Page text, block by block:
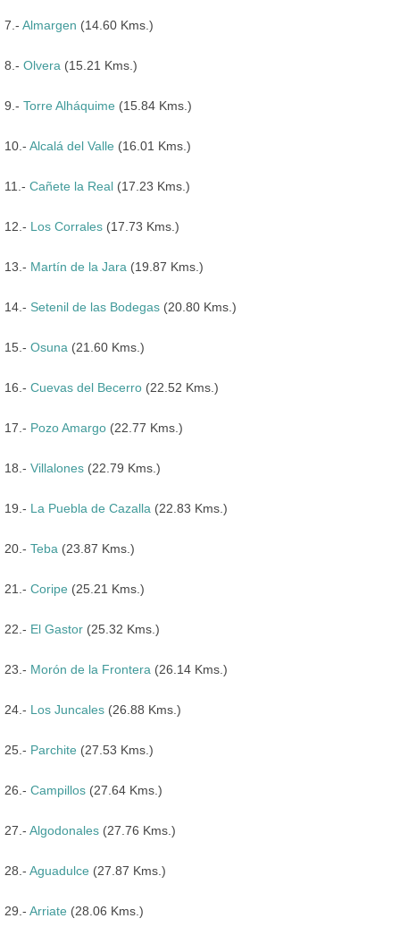
7.- Almargen (14.60 Kms.)
8.- Olvera (15.21 Kms.)
9.- Torre Alháquime (15.84 Kms.)
10.- Alcalá del Valle (16.01 Kms.)
11.- Cañete la Real (17.23 Kms.)
12.- Los Corrales (17.73 Kms.)
13.- Martín de la Jara (19.87 Kms.)
14.- Setenil de las Bodegas (20.80 Kms.)
15.- Osuna (21.60 Kms.)
16.- Cuevas del Becerro (22.52 Kms.)
17.- Pozo Amargo (22.77 Kms.)
18.- Villalones (22.79 Kms.)
19.- La Puebla de Cazalla (22.83 Kms.)
20.- Teba (23.87 Kms.)
21.- Coripe (25.21 Kms.)
22.- El Gastor (25.32 Kms.)
23.- Morón de la Frontera (26.14 Kms.)
24.- Los Juncales (26.88 Kms.)
25.- Parchite (27.53 Kms.)
26.- Campillos (27.64 Kms.)
27.- Algodonales (27.76 Kms.)
28.- Aguadulce (27.87 Kms.)
29.- Arriate (28.06 Kms.)